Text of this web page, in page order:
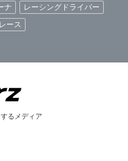
ナ
レーシングドライバー
レース
るメディア